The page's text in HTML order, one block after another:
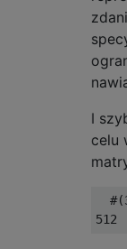
...
.XX
..X
...
.XX
I
celu